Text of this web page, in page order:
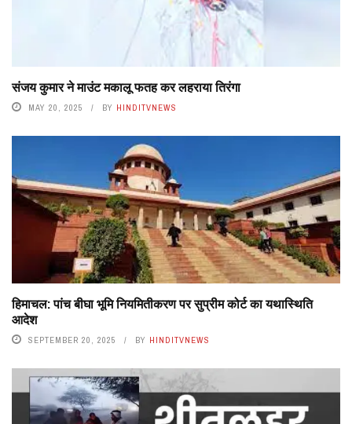
संजय कुमार ने माउंट मकालू फतह कर लहराया तिरंगा
MAY 20, 2025 BY HINDITVNEWS
हिमाचल: पांच बीघा भूमि नियमितीकरण पर सुप्रीम कोर्ट का यथास्थिति
आदेश
SEPTEMBER 20, 2025 BY HINDITVNEWS